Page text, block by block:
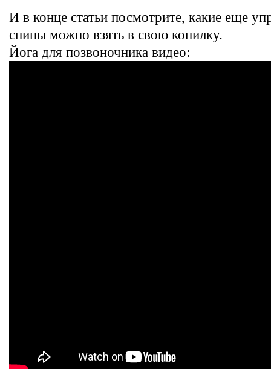
И в конце статьи посмотрите, какие еще
спины можно взять в свою копилку.
Йога для позвоночника видео: